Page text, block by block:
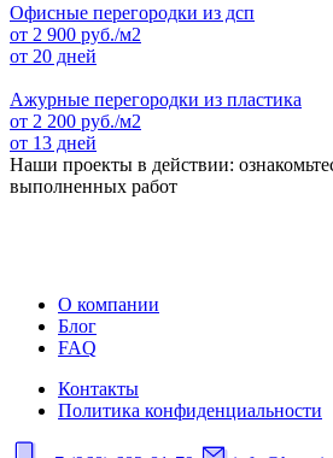
Офисные перегородки из дсп
от 2 900 руб./м2
от 20 дней
Ажурные перегородки из пластика
от 2 200 руб./м2
от 13 дней
Наши проекты в действии:
выполненных работ
О компании
Блог
FAQ
Контакты
Политика конфиденциальности